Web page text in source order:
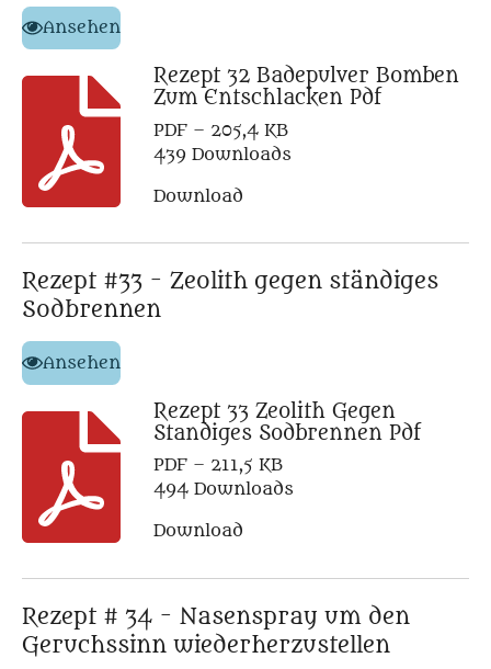
Ansehen
Rezept 32 Badepulver Bomben
Zum Entschlacken Pdf
PDF – 205,4 KB
439 Downloads
Download
Rezept #33 - Zeolith gegen ständiges
Sodbrennen
Ansehen
Rezept 33 Zeolith Gegen
Standiges Sodbrennen Pdf
PDF – 211,5 KB
494 Downloads
Download
Rezept # 34 - Nasenspray um den
Geruchssinn wiederherzustellen